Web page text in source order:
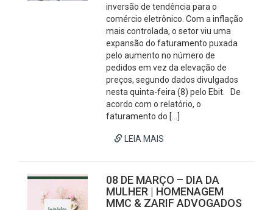
inversão de tendência para o
comércio eletrônico. Com a inflação
mais controlada, o setor viu uma
expansão do faturamento puxada
pelo aumento no número de
pedidos em vez da elevação de
preços, segundo dados divulgados
nesta quinta-feira (8) pelo Ebit. De
acordo com o relatório, o
faturamento do […]
LEIA MAIS
08 DE MARÇO – DIA DA
MULHER | HOMENAGEM
MMC & ZARIF ADVOGADOS